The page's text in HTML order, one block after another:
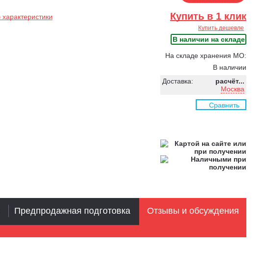
Купить в 1 клик
Купить дешевле
В наличии на складе
На складе хранения МО:
В наличии
Доставка:
расчёт...
Москва
Сравнить
Предпродажная подготовка Отзывы и обсуждения